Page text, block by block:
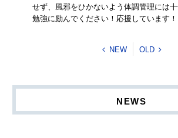
せず、風邪をひかないよう体調管理には十
勉強に励んでください！応援しています！
NEW OLD
NEWS